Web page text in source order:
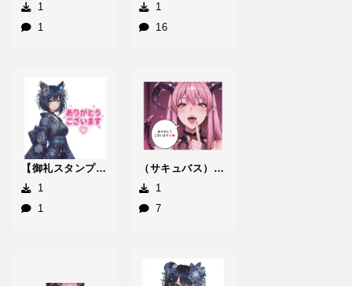
1
1
1
16
【御礼スタンプ】愚麗洲667らぴこ
1
1
（サキュバス）ありがとうございますっ💖
1
7